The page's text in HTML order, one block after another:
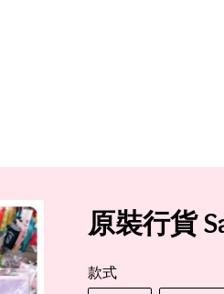
原裝行貨
款式